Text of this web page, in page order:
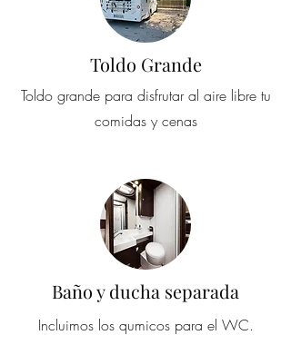
Toldo Grande
Toldo grande para disfrutar al aire libre tu
comidas y cenas
Baño y ducha separada
Incluimos los qumicos para el WC.